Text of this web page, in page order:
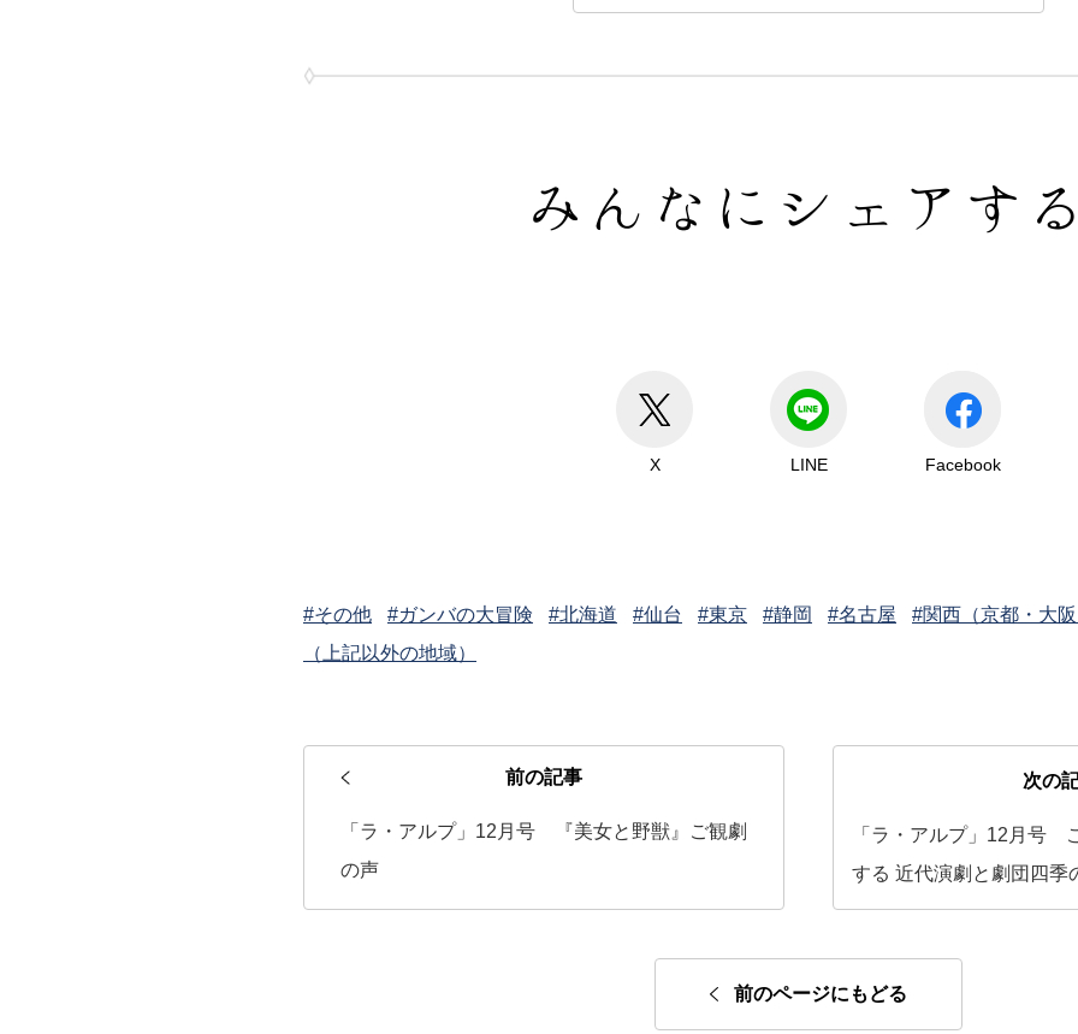
みんなにシェアす
X LINE Facebook
#その他 #ガンバの大冒険 #北海道 #仙台 #東京 #静岡 #名古屋
#関西（京都・大
（上記以外の地域）
前の記事
「ラ・アルプ」12月号 『美女と野獣』ご観劇
の声
次の
「ラ・アルプ」12月号
する 近代演劇と劇団四
前のページにもどる